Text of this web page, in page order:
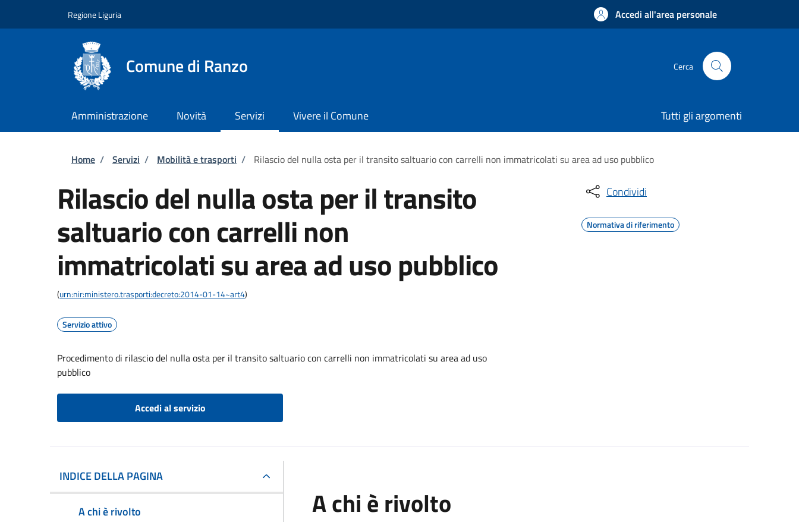
Regione Liguria Accedi all'area personale
Comune di Ranzo Cerca
Amministrazione Novità Servizi Vivere il Comune Tutti gli argomenti
Briciole di pane
Home / Servizi / Mobilità e trasporti / Rilascio del nulla osta per il transito saltuario con carrelli non immatricolati su area ad uso pubblico
Rilascio del nulla osta per il transito
saltuario con carrelli non
immatricolati su area ad uso pubblico
(urn:nir:ministero.trasporti:decreto:2014-01-14~art4)
Servizio attivo
Procedimento di rilascio del nulla osta per il transito saltuario con carrelli non immatricolati su area ad uso
pubblico
Accedi al servizio
Condividi
Normativa di riferimento
INDICE DELLA PAGINA
A chi è rivolto
A chi è rivolto